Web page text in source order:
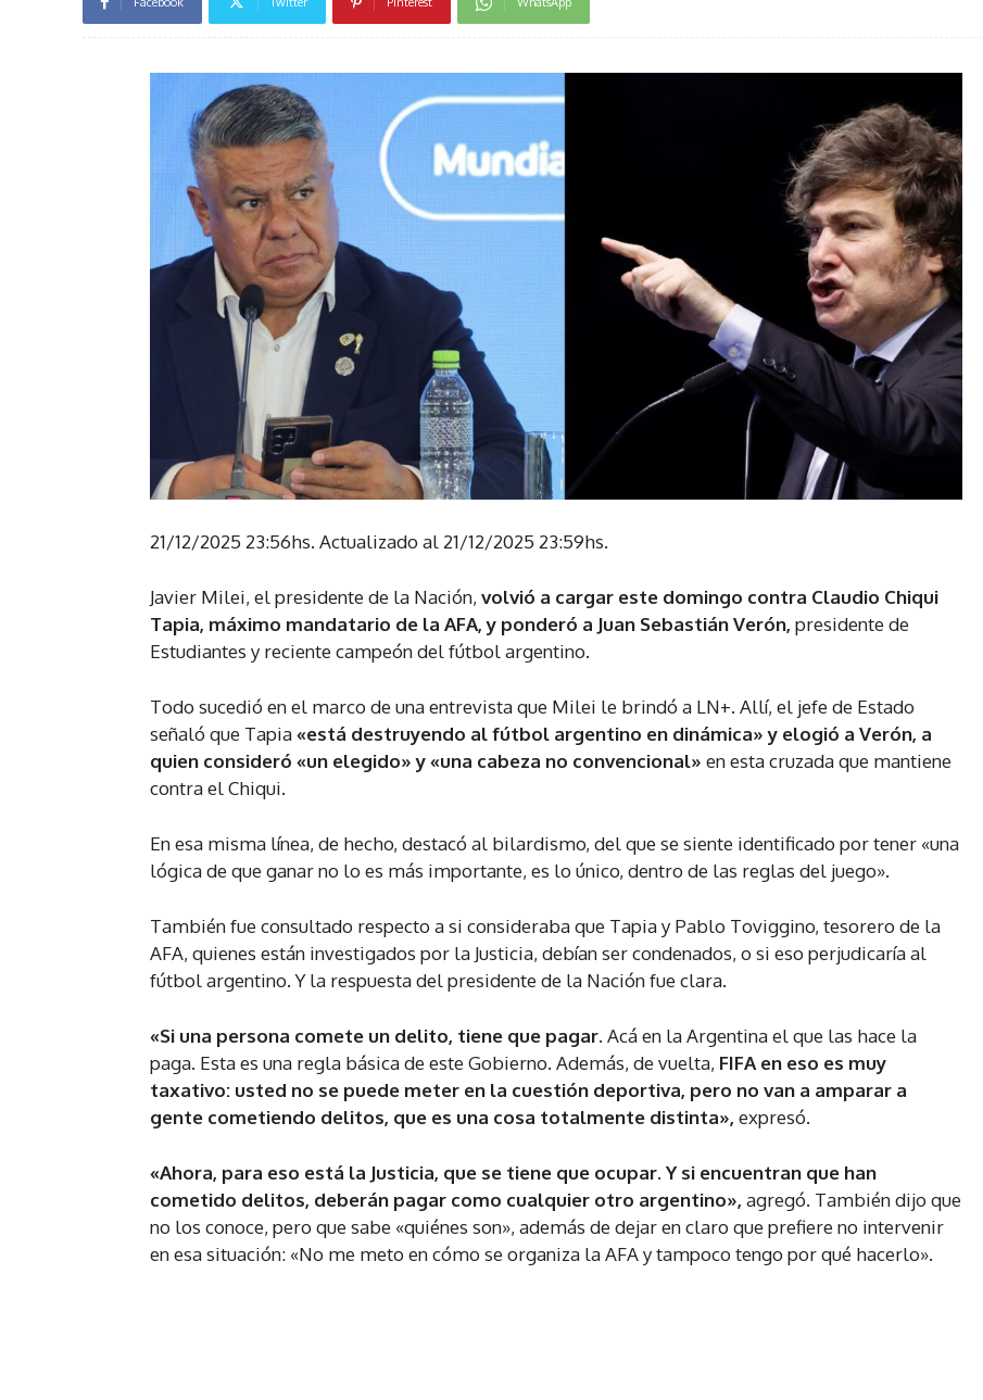
21/12/2025 23:56hs. Actualizado al 21/12/2025 23:59hs.
Javier Milei, el presidente de la Nación, volvió a cargar este domingo contra Claudio Chiqui
Tapia, máximo mandatario de la AFA, y ponderó a Juan Sebastián Verón, presidente de
Estudiantes y reciente campeón del fútbol argentino.
Todo sucedió en el marco de una entrevista que Milei le brindó a LN+. Allí, el jefe de Estado
señaló que Tapia«está destruyendo al fútbol argentino en dinámica» y elogió a Verón, a
quien consideró «un elegido» y «una cabeza no convencional» en esta cruzada que mantiene
contra el Chiqui.
En esa misma línea, de hecho, destacó al bilardismo, del que se siente identificado por tener «una
lógica de que ganar no lo es más importante, es lo único, dentro de las reglas del juego».
También fue consultado respecto a si consideraba que Tapia y Pablo Toviggino, tesorero de la
AFA, quienes están investigados por la Justicia, debían ser condenados, o si eso perjudicaría al
fútbol argentino. Y la respuesta del presidente de la Nación fue clara.
«Si una persona comete un delito, tiene que pagar. Acá en la Argentina el que las hace la
paga. Esta es una regla básica de este Gobierno. Además, de vuelta, FIFA en eso es muy
taxativo: usted no se puede meter en la cuestión deportiva, pero no van a amparar a
gente cometiendo delitos, que es una cosa totalmente distinta», expresó.
«Ahora, para eso está la Justicia, que se tiene que ocupar. Y si encuentran que han
cometido delitos, deberán pagar como cualquier otro argentino», agregó. También dijo que
no los conoce, pero que sabe «quiénes son», además de dejar en claro que prefiere no intervenir
en esa situación: «No me meto en cómo se organiza la AFA y tampoco tengo por qué hacerlo».